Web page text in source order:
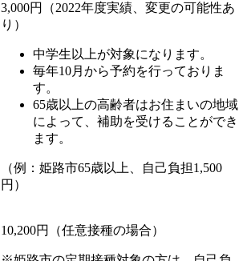
3,000円（2022年度実績、変更の可能性あ
り）
中学生以上が対象になります。
毎年10月から予約を行っておりま
す。
65歳以上の高齢者はお住まいの地域
によって、補助を受けることができ
ます。
（例：姫路市65歳以上、自己負担1,500
円）
10,200円（任意接種の場合）